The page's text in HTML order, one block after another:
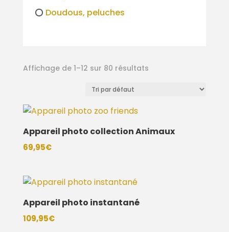
Doudous, peluches
Affichage de 1–12 sur 80 résultats
Appareil photo collection Animaux
69,95€
Appareil photo instantané
109,95€